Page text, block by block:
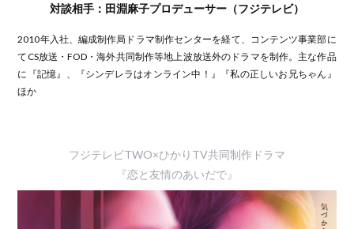
対談相手：田淵麻子プロデューサー（フジテレビ）
2010年入社、編成制作局ドラマ制作センターを経て、コンテンツ事業部に
てCS放送・FOD・海外共同制作等地上波放送外のドラマを制作。主な作品
に『記憶』、『シンデレラはオンライン中！』『私の正しいお兄ちゃん』
ほか
フジテレビTWO×ひかりTV共同制作ドラマ
『恋と友情のあいだで』